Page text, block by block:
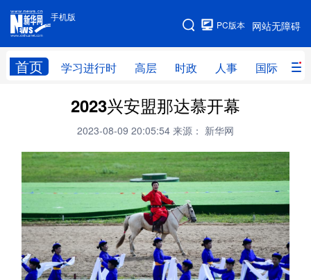
手机版
网站无障碍
PC版本
首页 学习进行时 高层 时政 人事 国际 财
手机版
网站地图
高层 时政
财经 网评
台湾 思客智库 全球连线 教育
科技 科创 量子 体育
文化 书画 健康 军事
访谈 视频 图片 政务
2023兴安盟那达慕开幕
2023-08-09 20:05:54 来源： 新华网